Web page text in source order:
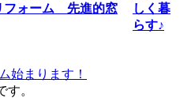
しく暮
らす♪
始まります！
。